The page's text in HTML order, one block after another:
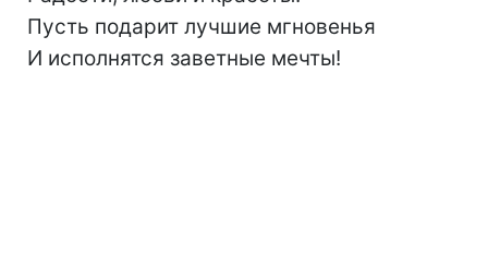
Пусть подарит лучшие мгновенья
И исполнятся заветные мечты!